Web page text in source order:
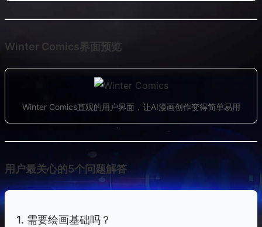
Winter Comics界面预览
Winter Comics直观的用户界面，让AI漫画创作变得简单易用
用户最关心的5个问题解答
1. 需要绘画基础吗？